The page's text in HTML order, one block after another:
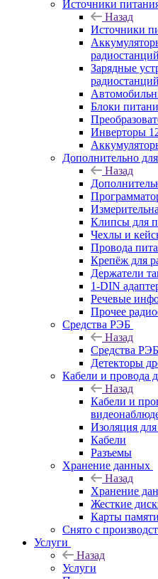
Источники
Назад
Источники
радиостанций
Зарядные
радиостанций
Блоки
Инверторы
Дополнительно
Назад
Клипсы для
Чехлы и
Провода
Крепёж для
Держатели
1-DIN
Речевые
Прочее
Средства РЭБ
Назад
Средства РЭБ
Детекторы
Кабели и провода
Назад
Кабели и
Изоляция для
Кабели
Разъемы
Хранение данных
Назад
Хранение
Жесткие
Карты памяти
Снято с
Услуги
Назад
Услуги